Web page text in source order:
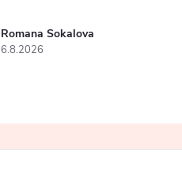
Romana Sokalova
6.8.2026